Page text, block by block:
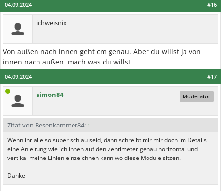
#16
04.09.2024
ichweisnix
Von außen nach innen geht cm genau. Aber du willst ja von
innen nach außen. mach was du willst.
#17
04.09.2024
simon84 Moderator
Zitat von Besenkammer84: ↑
Wenn ihr alle so super schlau seid, dann schreibt mir mir doch im Details
eine Anleitung wie ich innen auf den Zentimeter genau horizontal und
vertikal meine Linien einzeichnen kann wo diese Module sitzen.
Danke